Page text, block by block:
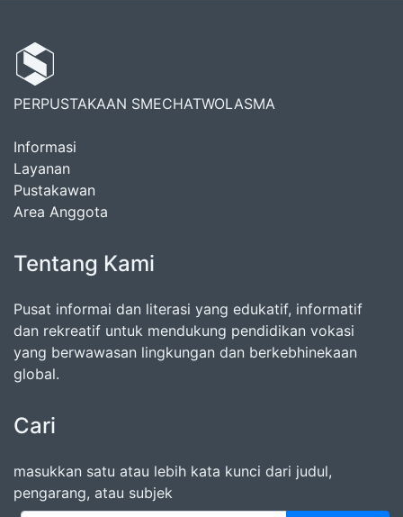
PERPUSTAKAAN SMECHATWOLASMA
Informasi
Layanan
Pustakawan
Area Anggota
Tentang Kami
Pusat informai dan literasi yang edukatif, informatif
dan rekreatif untuk mendukung pendidikan vokasi
yang berwawasan lingkungan dan berkebhinekaan
global.
Cari
masukkan satu atau lebih kata kunci dari judul,
pengarang, atau subjek